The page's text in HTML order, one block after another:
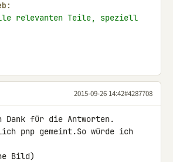
relevanten Teile, speziell
2015-09-26 14:42#4287708
Dank für die Antworten.
pnp gemeint.So würde ich
Bild)